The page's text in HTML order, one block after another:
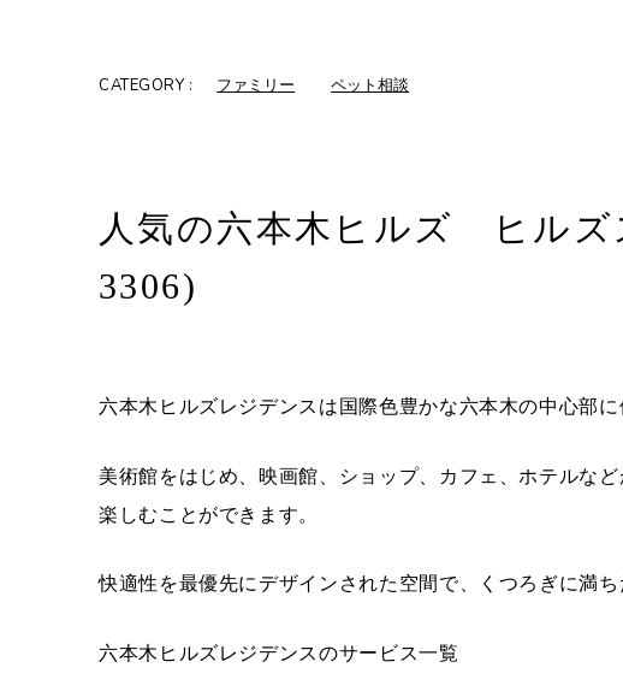
CATEGORY : ファミリー ペット相談
人気の六本木ヒルズ ヒル
3306)
六本木ヒルズレジデンスは国際色豊かな六本木の中心部に
美術館をはじめ、映画館、ショップ、カフェ、ホテルな
楽しむことができます。
快適性を最優先にデザインされた空間で、くつろぎに満ち
六本木ヒルズレジデンスのサービス一覧